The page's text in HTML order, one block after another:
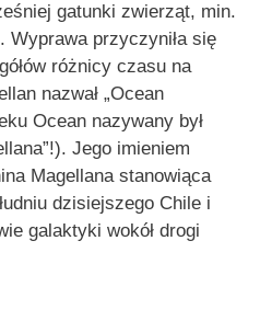
gatunki zwierząt, min.
Wyprawa przyczyniła się
różnicy czasu na
nazwał „Ocean
Ocean nazywany był
Jego imieniem
Magellana stanowiąca
dzisiejszego Chile i
galaktyki wokół drogi